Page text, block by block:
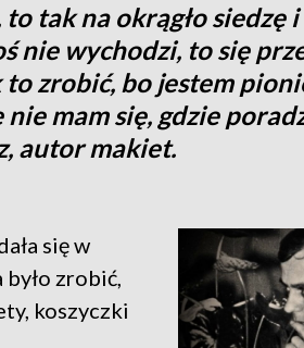
tak na okrągło siedzę
nie wychodzi, to się
zrobić, bo jestem
mam się, gdzie
autor makiet.
się w
było zrobić,
koszyczki